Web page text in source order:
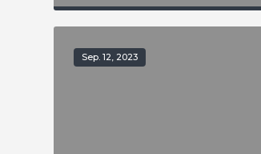
Sep. 12, 2023